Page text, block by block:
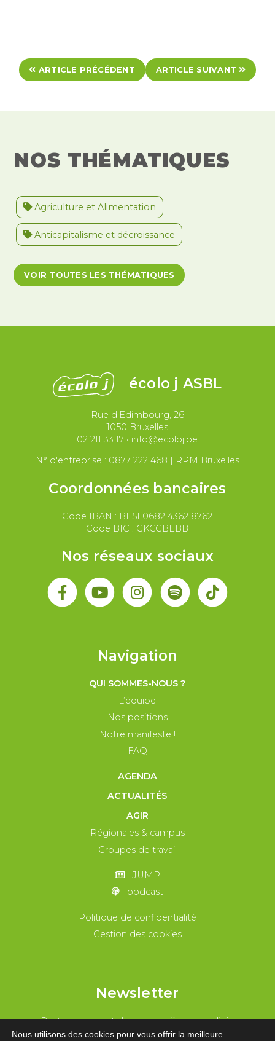
ARTICLE PRÉCÉDENT ARTICLE SUIVANT
NOS THÉMATIQUES
Agriculture et Alimentation
Anticapitalisme et décroissance
Antiracisme et décolonisation
Antivalidisme Climat et environnement
Justice et violences policières
Migrations et asile
Paix et droit international
VOIR TOUTES LES THÉMATIQUES
écolo j ASBL
Rue d'Edimbourg, 26
1050 Bruxelles
02 211 33 17 • info@ecoloj.be
N° d'entreprise : 0877 222 468 | RPM Bruxelles
Coordonnées bancaires
Code IBAN : BE51 0682 4362 8762
Code BIC : GKCCBEBB
Nos réseaux sociaux
Navigation
QUI SOMMES-NOUS ?
L’équipe
Nos positions
Notre manifeste !
FAQ
AGENDA
ACTUALITÉS
AGIR
Régionales & campus
Groupes de travail
JUMP
podcast
Politique de confidentialité
Gestion des cookies
Newsletter
Reste au courant de nos dernières actualités
Nous utilisons des cookies pour vous offrir la meilleure